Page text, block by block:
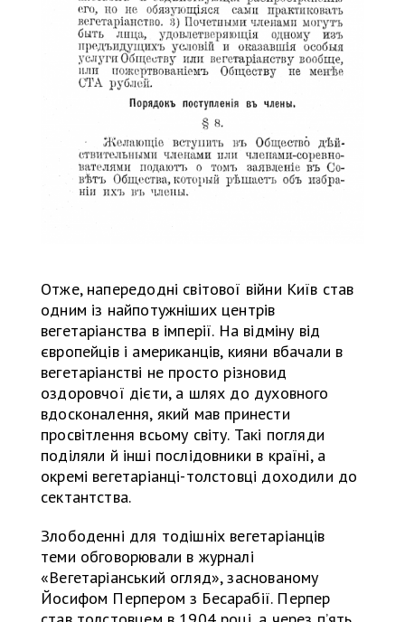
Отже, напередодні світової війни Київ став
одним із найпотужніших центрів
вегетаріанства в імперії. На відміну від
європейців і американців, кияни вбачали в
вегетаріанстві не просто різновид
оздоровчої дієти, а шлях до духовного
вдосконалення, який мав принести
просвітлення всьому світу. Такі погляди
поділяли й інші послідовники в країні, а
окремі вегетаріанці-толстовці доходили до
сектантства.
Злободенні для тодішніх вегетаріанців
теми обговорювали в журналі
«Вегетаріанський огляд», заснованому
Йосифом Перпером з Бесарабії. Перпер